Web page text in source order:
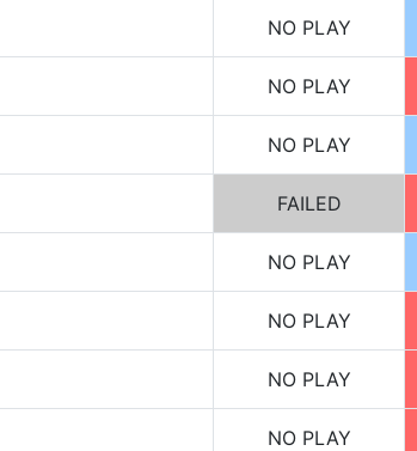
NO PLAY
NO PLAY
NO PLAY
FAILED
NO PLAY
NO PLAY
NO PLAY
NO PLAY